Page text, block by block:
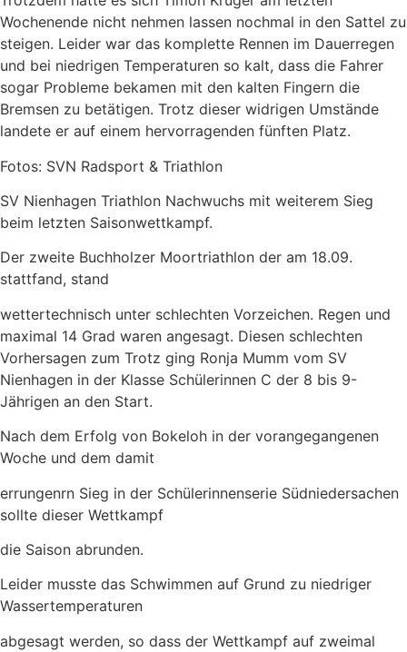
Wochenende nicht nehmen lassen nochmal in den Sattel zu
steigen. Leider war das komplette Rennen im Dauerregen
und bei niedrigen Temperaturen so kalt, dass die Fahrer
sogar Probleme bekamen mit den kalten Fingern die
Bremsen zu betätigen. Trotz dieser widrigen Umstände
landete er auf einem hervorragenden fünften Platz.
Fotos: SVN Radsport & Triathlon
SV Nienhagen Triathlon Nachwuchs mit weiterem Sieg
beim letzten Saisonwettkampf.
Der zweite Buchholzer Moortriathlon der am 18.09.
stattfand, stand
wettertechnisch unter schlechten Vorzeichen. Regen und
maximal 14 Grad waren angesagt. Diesen schlechten
Vorhersagen zum Trotz ging Ronja Mumm vom SV
Nienhagen in der Klasse Schülerinnen C der 8 bis 9-
Jährigen an den Start.
Nach dem Erfolg von Bokeloh in der vorangegangenen
Woche und dem damit
errungenrn Sieg in der Schülerinnenserie Südniedersachen
sollte dieser Wettkampf
die Saison abrunden.
Leider musste das Schwimmen auf Grund zu niedriger
Wassertemperaturen
abgesagt werden, so dass der Wettkampf auf zweimal